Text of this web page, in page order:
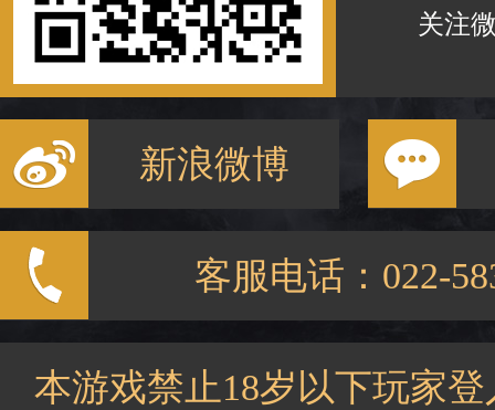
关注
新浪微博
客服电话：022-
本游戏禁止18岁以下玩家